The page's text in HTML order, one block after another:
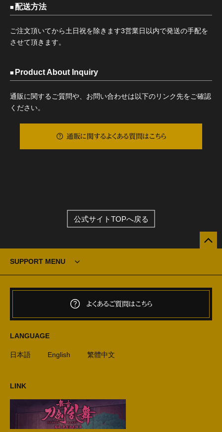
配送方法
ご注文頂いてから土日祝を除きます3営業日以内で発送の手配を
させて頂きます。
Product About Inquiry
通販に関するご質問や、お問い合わせは以下のリンク先をご確認
ください。
通販に関するよくある質問はこちら
公式サイトTOPへ戻る
SUPPORT MENU
よくあるご質問はこちら
LANGUAGE
日本語 English 繁體中文
LINK